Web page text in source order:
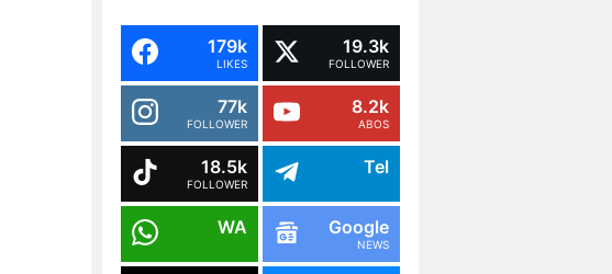
179k
LIKES
19.3k
FOLLOWER
77k
FOLLOWER
8.2k
ABOS
18.5k
FOLLOWER
Tel
WA Google
NEWS